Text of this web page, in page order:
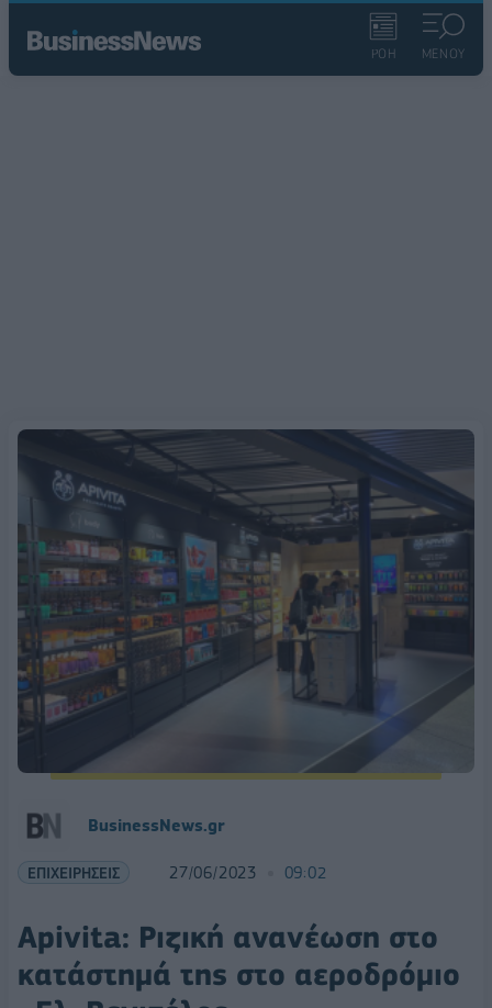
ΡΟΗ ΜΕΝΟΥ
BusinessNews.gr
ΕΠΙΧΕΙΡΗΣΕΙΣ 27/06/2023 09:02
Αpivita: Ριζική ανανέωση στο
κατάστημά της στο αεροδρόμιο